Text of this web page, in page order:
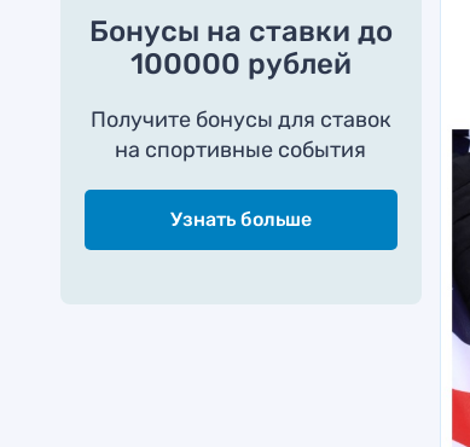
Бонусы на ставки до
100000 рублей
Получите бонусы для ставок
на спортивные события
Узнать больше